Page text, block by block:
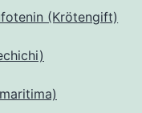
(Krötengift)